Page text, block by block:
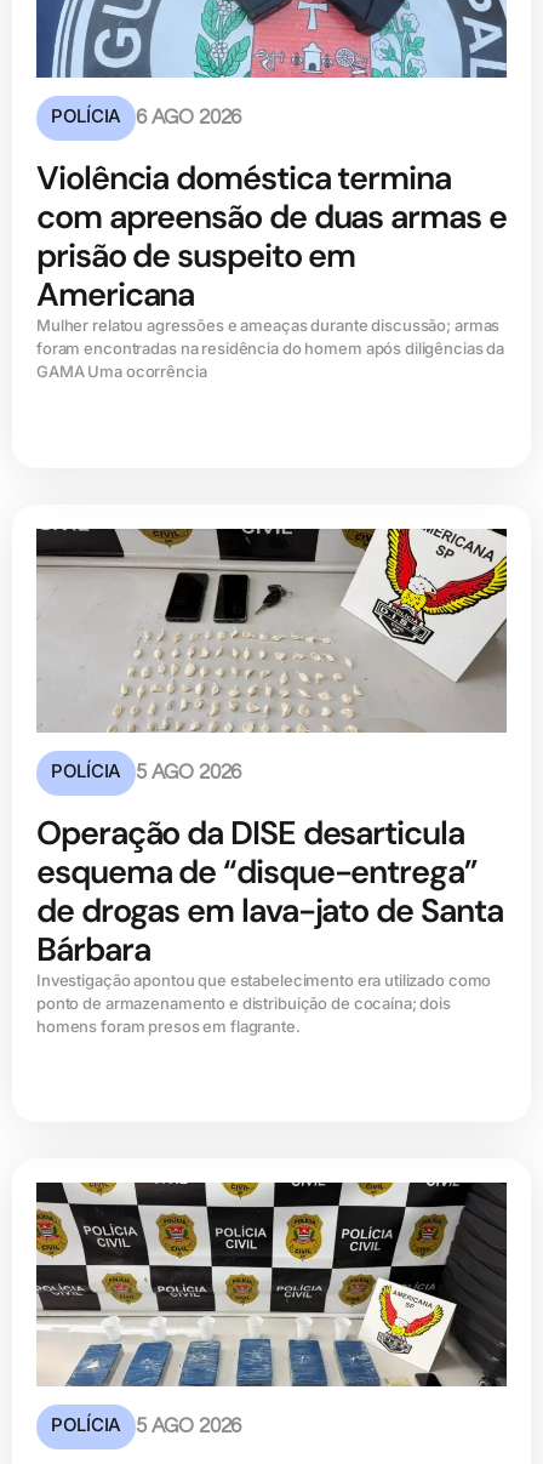
POLÍCIA 6 AGO 2026
Violência doméstica termina
com apreensão de duas armas e
prisão de suspeito em
Americana
Mulher relatou agressões e ameaças durante discussão; armas
foram encontradas na residência do homem após diligências da
GAMA Uma ocorrência
POLÍCIA 5 AGO 2026
Operação da DISE desarticula
esquema de “disque-entrega”
de drogas em lava-jato de Santa
Bárbara
Investigação apontou que estabelecimento era utilizado como
ponto de armazenamento e distribuição de cocaína; dois
homens foram presos em flagrante.
POLÍCIA 5 AGO 2026